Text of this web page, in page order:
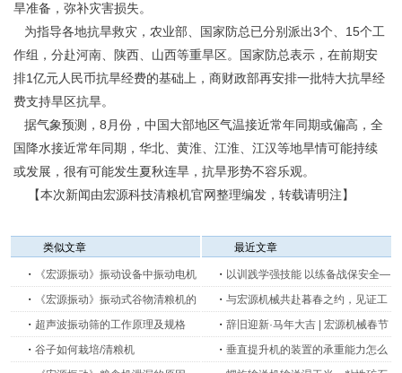
旱准备，弥补灾害损失。
为指导各地抗旱救灾，农业部、国家防总已分别派出3个、15个工
作组，分赴河南、陕西、山西等重旱区。国家防总表示，在前期安
排1亿元人民币抗旱经费的基础上，商财政部再安排一批特大抗旱经
费支持旱区抗旱。
据气象预测，8月份，中国大部地区气温接近常年同期或偏高，全
国降水接近常年同期，华北、黄淮、江淮、江汉等地旱情可能持续
或发展，很有可能发生夏秋连旱，抗旱形势不容乐观。
【本次新闻由宏源科技清粮机官网整理编发，转载请明注】
类似文章
・
《宏源振动》振动设备中振动电机
的安装
・
《宏源振动》振动式谷物清粮机的
改进措施
・ 超声波振动筛的工作原理及规格
・ 谷子如何栽培/清粮机
最近文章
・ 以训践学强技能 以练备战保安全—
新乡宏源机械开展生产消防安全培训
及消防演练
・ 与宏源机械共赴暮春之约，见证工
业创新的力量
・ 辞旧迎新·马年大吉 | 宏源机械春节
放假安排公告
・ 垂直提升机的装置的承重能力怎么